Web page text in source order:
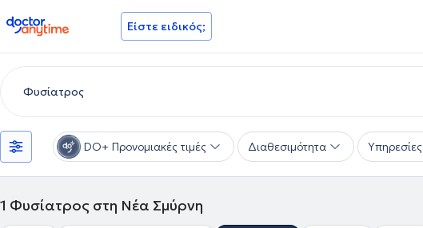
doctoranytime Είστε ειδικός;
DO+ Προνομιακές τιμές Διαθεσιμότητα Υπηρεσίες
1 Φυσίατρος στη Νέα Σμύρνη